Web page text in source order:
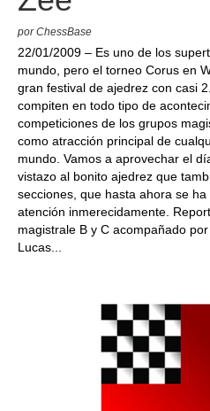
por ChessBase
22/01/2009 – Es uno de los
mundo, pero el torneo Corus en
gran festival de ajedrez con casi
compiten en todo tipo de
competiciones de los grupos
como atracción principal de
mundo. Vamos a aprovechar el
vistazo al bonito ajedrez que
secciones, que hasta ahora se
atención inmerecidamente.
magistrale B y C acompañado
Lucas...